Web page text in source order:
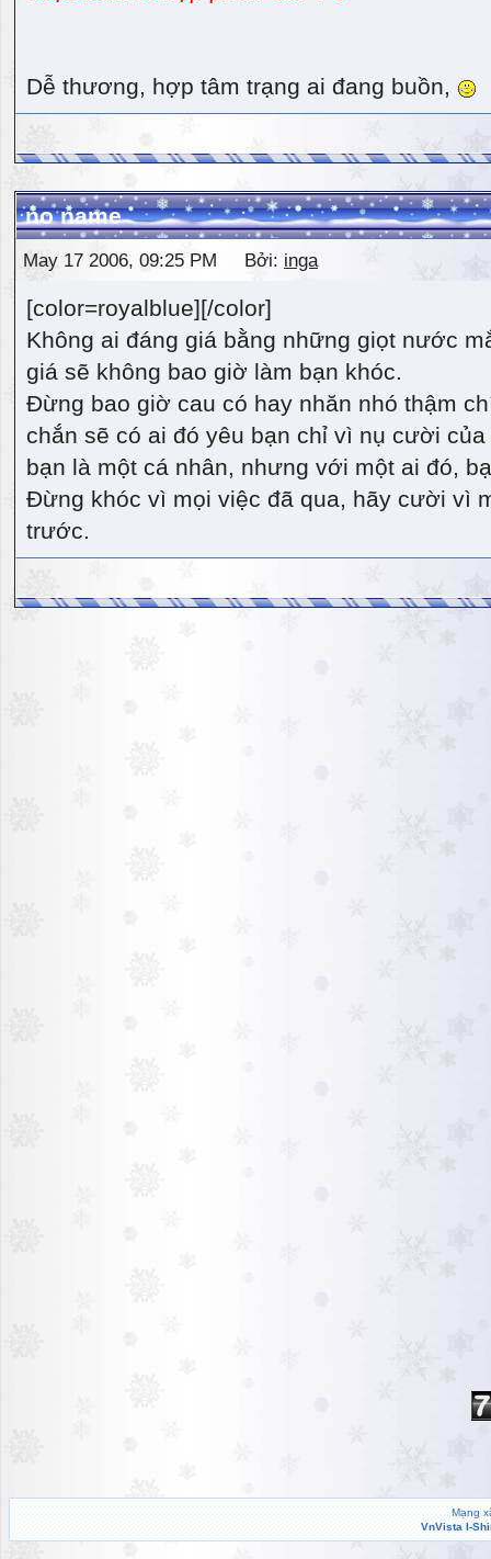
Dễ thương, hợp tâm trạng ai đang buồn,
no name
May 17 2006, 09:25 PM Bởi: inga
[color=royalblue][/color]
Không ai đáng giá bằng những giọt nước
giá sẽ không bao giờ làm bạn khóc.
Đừng bao giờ cau có hay nhăn nhó thậm
chắn sẽ có ai đó yêu bạn chỉ vì nụ cười
bạn là một cá nhân, nhưng với một ai đó,
Đừng khóc vì mọi việc đã qua, hãy cười vì
trước.
Mạng
VnVista I-